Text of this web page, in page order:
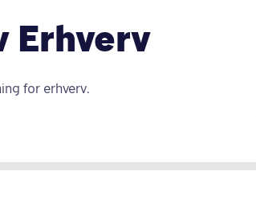
Erhverv
for erhverv.